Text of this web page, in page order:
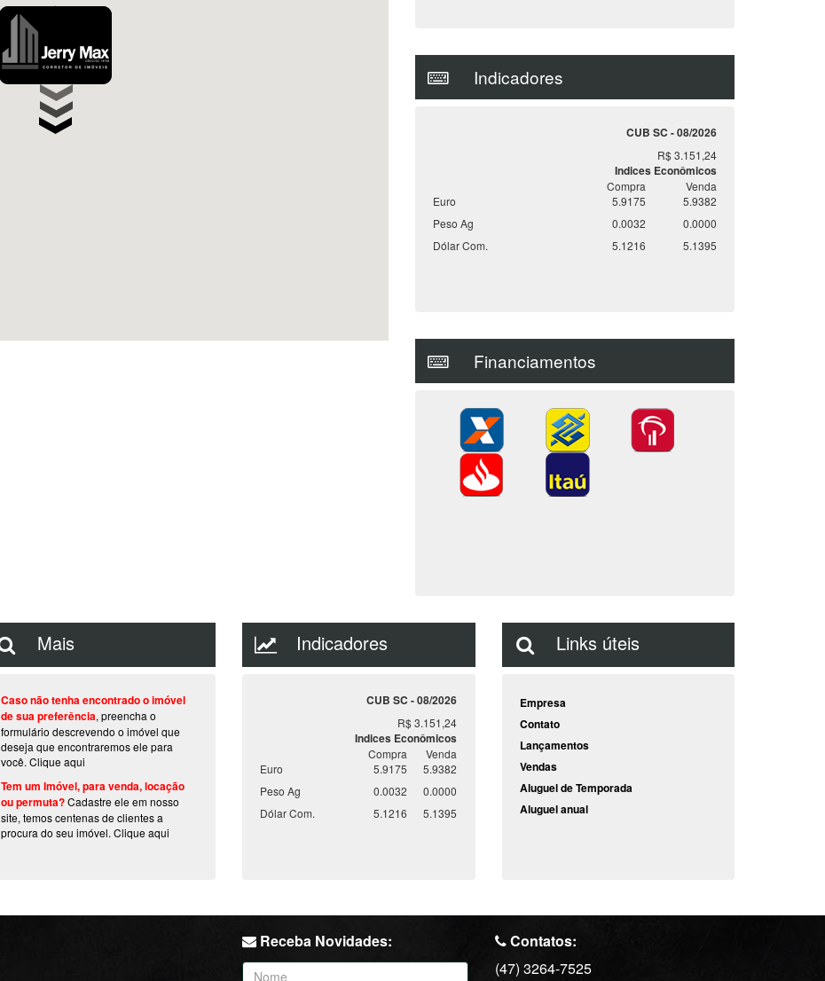
Indicadores
CUB SC - 08/2026
R$ 3.151,24
Indices Econômicos
Compra
Venda
Euro
5.9175
5.9382
Peso Ag
0.0032
0.0000
Dólar Com.
5.1216 5.1395
Financiamentos
Mais
Caso não tenha encontrado o imóvel
de sua preferência, preencha o
formulário descrevendo o imóvel que
deseja que encontraremos ele para
você. Clique aqui
Tem um Imóvel, para venda, locação
ou permuta?Cadastre ele em nosso
site, temos centenas de clientes a
procura do seu imóvel. Clique aqui
Indicadores
CUB SC - 08/2026
R$ 3.151,24
Indices Econômicos
Compra
Venda
Euro
5.9175
5.9382
Peso Ag
0.0032
0.0000
Dólar Com.
5.1216 5.1395
Links úteis
Empresa
Contato
Lançamentos
Vendas
Aluguel de Temporada
Aluguel anual
Receba Novidades:
Contatos:
(47) 3264-7525